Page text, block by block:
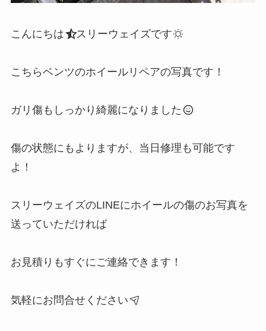
こんにちはスリーウェイズです
こちらベンツのホイールリペアの写真です！
ガリ傷もしっかり綺麗になりました
傷の状態にもよりますが、当日修理も可能です
よ！
スリーウェイズのLINEにホイールの傷のお写真を
送っていただければ
お見積りもすぐにご連絡できます！
気軽にお問合せください